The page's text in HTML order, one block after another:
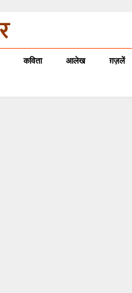
कविता आलेख ग़ज़लें